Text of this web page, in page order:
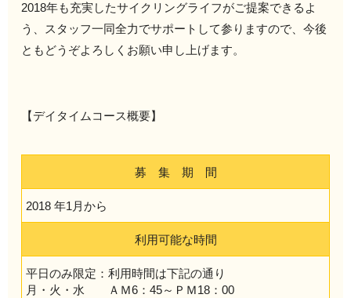
2018年も充実したサイクリングライフがご提案できるよ
う、スタッフ一同全力でサポートして参りますので、今後
ともどうぞよろしくお願い申し上げます。
【デイタイムコース概要】
募 集 期 間
2018 年1月から
利用可能な時間
平日のみ限定：利用時間は下記の通り
月・火・水 ＡＭ6：45～ＰＭ18：00